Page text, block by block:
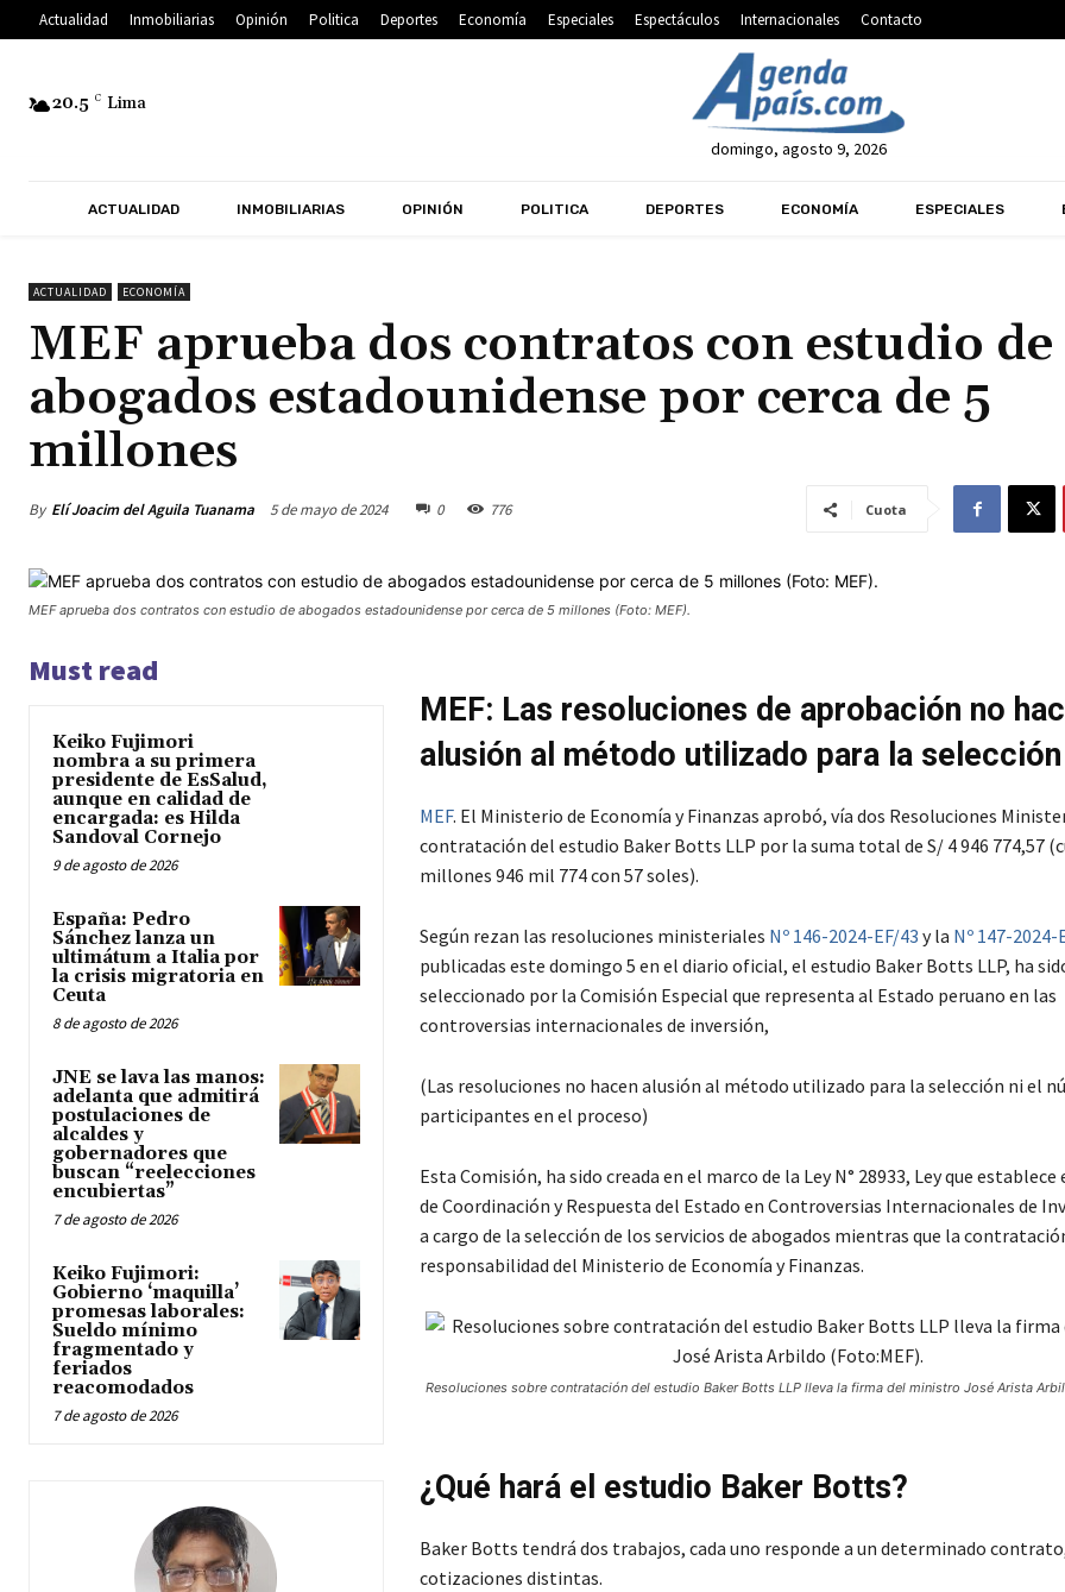
Actualidad Inmobiliarias Opinión Politica Deportes Economía Especiales Espectáculos Internacionales Contacto
20.5 C Lima
domingo, agosto 9, 2026
ACTUALIDAD INMOBILIARIAS OPINIÓN POLITICA DEPORTES ECONOMÍA ESPECIALES
ACTUALIDAD ECONOMÍA
MEF aprueba dos contratos con estudio de
abogados estadounidense por cerca de 5
millones
By Elí Joacim del Aguila Tuanama 5 de mayo de 2024 0 776 Cuota
MEF aprueba dos contratos con estudio de abogados estadounidense por cerca de 5 millones (Foto: MEF).
Must read
Keiko Fujimori
nombra a su primera
presidente de EsSalud,
aunque en calidad de
encargada: es Hilda
Sandoval Cornejo
9 de agosto de 2026
España: Pedro
Sánchez lanza un
ultimátum a Italia por
la crisis migratoria en
Ceuta
8 de agosto de 2026
JNE se lava las manos:
adelanta que admitirá
postulaciones de
alcaldes y
gobernadores que
buscan “reelecciones
encubiertas”
7 de agosto de 2026
Keiko Fujimori:
Gobierno ‘maquilla’
promesas laborales:
Sueldo mínimo
fragmentado y
feriados
reacomodados
7 de agosto de 2026
MEF: Las resoluciones de aprobación no
alusión al método utilizado para la selección
MEF. El Ministerio de Economía y Finanzas aprobó, vía dos Resoluciones
contratación del estudio Baker Botts LLP por la suma total de S/ 4 946 774,57
millones 946 mil 774 con 57 soles).
Según rezan las resoluciones ministeriales Nº 146-2024-EF/43 y la Nº 147-2024-
publicadas este domingo 5 en el diario oficial, el estudio Baker Botts LLP, ha
seleccionado por la Comisión Especial que representa al Estado peruano en las
controversias internacionales de inversión,
(Las resoluciones no hacen alusión al método utilizado para la selección ni el
participantes en el proceso)
Esta Comisión, ha sido creada en el marco de la Ley N° 28933, Ley que establece
de Coordinación y Respuesta del Estado en Controversias Internacionales de
a cargo de la selección de los servicios de abogados mientras que la
responsabilidad del Ministerio de Economía y Finanzas.
Resoluciones sobre contratación del estudio Baker Botts LLP lleva la firma del ministro José Arista
¿Qué hará el estudio Baker Botts?
Baker Botts tendrá dos trabajos, cada uno responde a un determinado
cotizaciones distintas.